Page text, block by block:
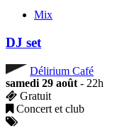
Mix
DJ set
Délirium Café
samedi 29 août - 22h
Gratuit
Concert et club